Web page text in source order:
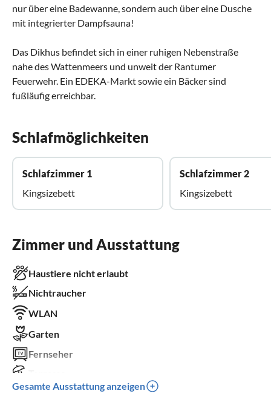
nur über eine Badewanne, sondern auch über eine Dusche
mit integrierter Dampfsauna!
Das Dikhus befindet sich in einer ruhigen Nebenstraße
nahe des Wattenmeers und unweit der Rantumer
Feuerwehr. Ein EDEKA-Markt sowie ein Bäcker sind
fußläufig erreichbar.
Schlafmöglichkeiten
Schlafzimmer 1
Kingsizebett
Schlafzimmer 2
Kingsizebett
Zimmer und Ausstattung
Haustiere nicht erlaubt
Nichtraucher
WLAN
Garten
Fernseher
Spülmaschine
Gesamte Ausstattung anzeigen